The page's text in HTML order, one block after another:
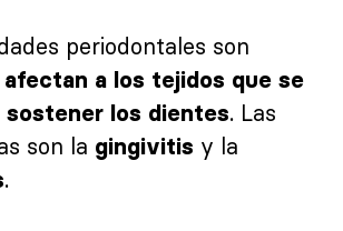
periodontales son
afectan a los tejidos que se
sostener los dientes. Las
son la gingivitis y la
.